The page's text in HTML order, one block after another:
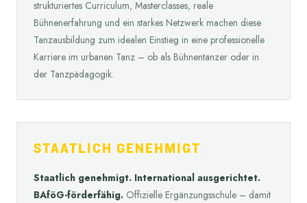
strukturiertes Curriculum, Masterclasses, reale
Bühnenerfahrung und ein starkes Netzwerk machen diese
Tanzausbildung zum idealen Einstieg in eine professionelle
Karriere im urbanen Tanz – ob als Bühnentänzer oder in
der Tanzpädagogik.
STAATLICH GENEHMIGT
Staatlich genehmigt. International ausgerichtet.
BAföG-förderfähig. Offizielle Ergänzungsschule – damit